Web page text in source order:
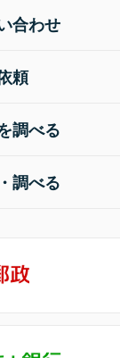
合わせ
頼
調べる
調べる